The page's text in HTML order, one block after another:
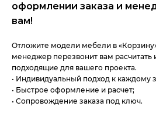
оформлении заказа и
вам!
Отложите модели мебели в
менеджер перезвонит вам расчитать
подходящие для вашего проекта.
• Индивидуальный подход к каждому
• Быстрое оформление и расчет;
• Сопровождение заказа под ключ.